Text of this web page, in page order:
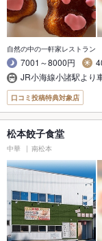
自然の中の一軒家レストラン
7001～8000円
JR小海線小諸駅より
口コミ投稿特典対象店
松本餃子食堂
中華 南松本